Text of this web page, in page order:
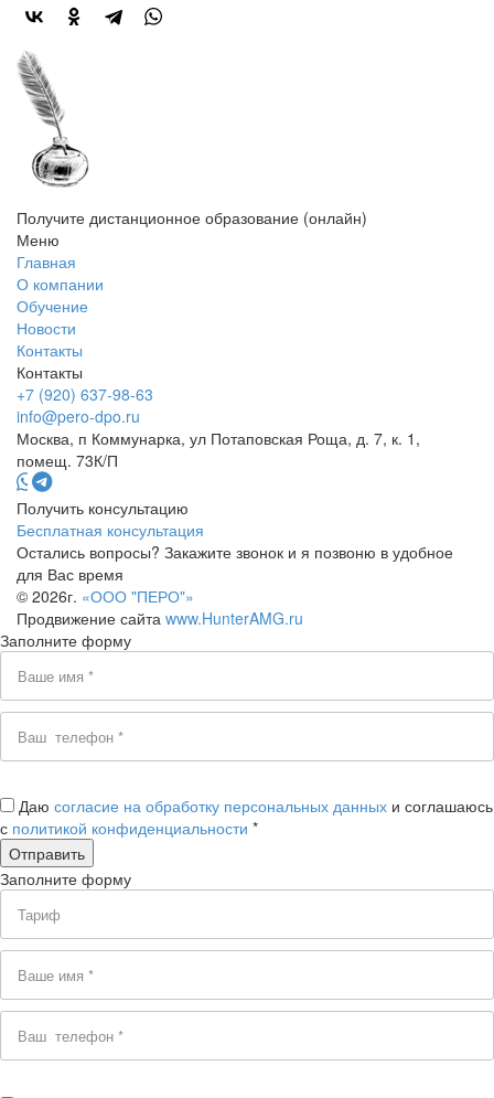
Получите дистанционное образование (онлайн)
Меню
Главная
О компании
Обучение
Новости
Контакты
Контакты
+7 (920) 637-98-63
info@pero-dpo.ru
Москва, п Коммунарка, ул Потаповская Роща, д. 7, к. 1,
помещ. 73К/П
Получить консультацию
Бесплатная консультация
Остались вопросы? Закажите звонок и я позвоню в удобное
для Вас время
© 2026г. «ООО "ПЕРО"»
Продвижение сайта www.HunterAMG.ru
Заполните форму
Даю согласие на обработку персональных данных и соглашаюсь
с политикой конфиденциальности *
Заполните форму